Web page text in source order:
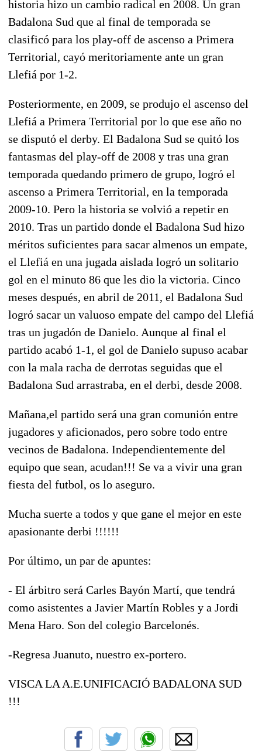
historia hizo un cambio radical en 2008. Un gran
Badalona Sud que al final de temporada se
clasificó para los play-off de ascenso a Primera
Territorial, cayó meritoriamente ante un gran
Llefiá por 1-2.
Posteriormente, en 2009, se produjo el ascenso del
Llefiá a Primera Territorial por lo que ese año no
se disputó el derby. El Badalona Sud se quitó los
fantasmas del play-off de 2008 y tras una gran
temporada quedando primero de grupo, logró el
ascenso a Primera Territorial, en la temporada
2009-10. Pero la historia se volvió a repetir en
2010. Tras un partido donde el Badalona Sud hizo
méritos suficientes para sacar almenos un empate,
el Llefiá en una jugada aislada logró un solitario
gol en el minuto 86 que les dio la victoria. Cinco
meses después, en abril de 2011, el Badalona Sud
logró sacar un valuoso empate del campo del Llefiá
tras un jugadón de Danielo. Aunque al final el
partido acabó 1-1, el gol de Danielo supuso acabar
con la mala racha de derrotas seguidas que el
Badalona Sud arrastraba, en el derbi, desde 2008.
Mañana,el partido será una gran comunión entre
jugadores y aficionados, pero sobre todo entre
vecinos de Badalona. Independientemente del
equipo que sean, acudan!!! Se va a vivir una gran
fiesta del futbol, os lo aseguro.
Mucha suerte a todos y que gane el mejor en este
apasionante derbi !!!!!!
Por último, un par de apuntes:
- El árbitro será Carles Bayón Martí, que tendrá
como asistentes a Javier Martín Robles y a Jordi
Mena Haro. Son del colegio Barcelonés.
-Regresa Juanuto, nuestro ex-portero.
VISCA LA A.E.UNIFICACIÓ BADALONA SUD
!!!